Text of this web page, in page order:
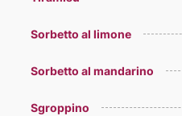
Sorbetto al limone
Sorbetto al mandarino
Sgroppino